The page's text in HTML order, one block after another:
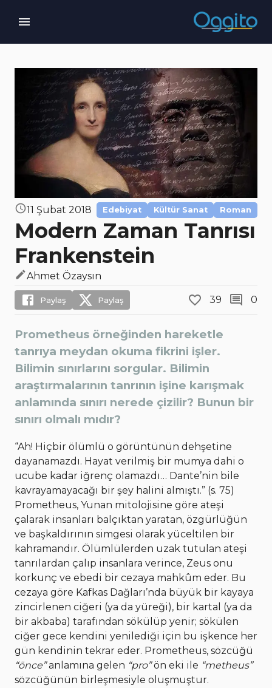
11 Şubat 2018 Edebiyat Kültür Sanat Roman
Modern Zaman Tanrısı
Frankenstein
Ahmet Özaysın
Paylaş Paylaş 39 0
Prometheus örneğinden hareketle
tanrıya meydan okuma fikrini işler.
Bilimin sınırlarını sorgular. Bilimin
araştırmalarının tanrının işine karışmak
anlamında sınırı nerede çizilir? Bunun bir
sınırı olmalı mıdır?
“Ah! Hiçbir ölümlü o görüntünün dehşetine
dayanamazdı. Hayat verilmiş bir mumya dahi o
ucube kadar iğrenç olamazdı… Dante’nin bile
kavrayamayacağı bir şey halini almıştı.” (s. 75)
Prometheus, Yunan mitolojisine göre ateşi
çalarak insanları balçıktan yaratan, özgürlüğün
ve başkaldırının simgesi olarak yüceltilen bir
kahramandır. Ölümlülerden uzak tutulan ateşi
tanrılardan çalıp insanlara verince, Zeus onu
korkunç ve ebedi bir cezaya mahkûm eder. Bu
cezaya göre Kafkas Dağları’nda büyük bir kayaya
zincirlenen ciğeri (ya da yüreği), bir kartal (ya da
bir akbaba) tarafından sökülüp yenir; sökülen
ciğer gece kendini yenilediği için bu işkence her
gün kendinin tekrar eder. Prometheus, sözcüğü
“önce”anlamına gelen “pro”ön eki ile “metheus”
sözcüğünün birleşmesiyle oluşmuştur.